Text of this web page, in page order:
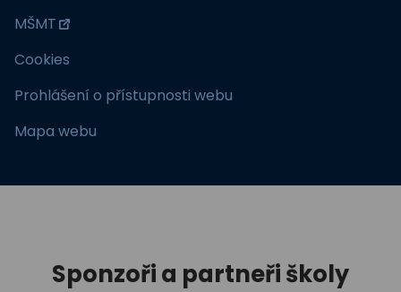
MŠMT
Cookies
Prohlášení o přístupnosti webu
Mapa webu
Sponzoři a partneři školy